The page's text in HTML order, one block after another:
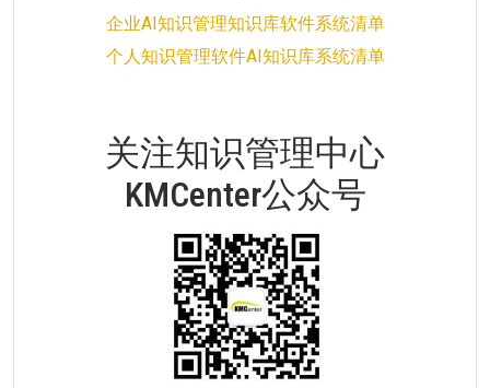
企业AI知识管理知识库软件系统清单
个人知识管理软件AI知识库系统清单
关注知识管理中心
KMCenter公众号